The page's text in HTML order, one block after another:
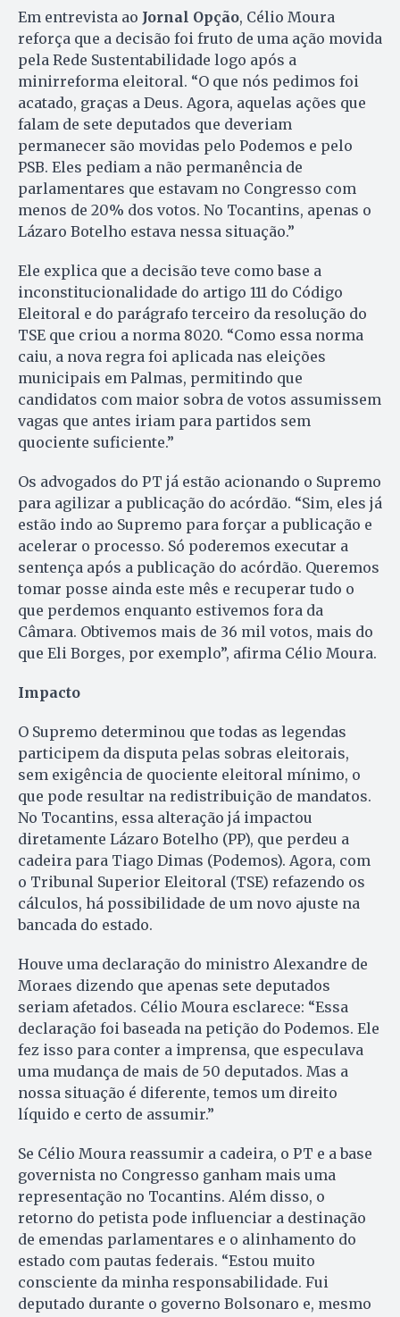
Em entrevista ao Jornal Opção, Célio Moura
reforça que a decisão foi fruto de uma ação movida
pela Rede Sustentabilidade logo após a
minirreforma eleitoral. “O que nós pedimos foi
acatado, graças a Deus. Agora, aquelas ações que
falam de sete deputados que deveriam
permanecer são movidas pelo Podemos e pelo
PSB. Eles pediam a não permanência de
parlamentares que estavam no Congresso com
menos de 20% dos votos. No Tocantins, apenas o
Lázaro Botelho estava nessa situação.”
Ele explica que a decisão teve como base a
inconstitucionalidade do artigo 111 do Código
Eleitoral e do parágrafo terceiro da resolução do
TSE que criou a norma 8020. “Como essa norma
caiu, a nova regra foi aplicada nas eleições
municipais em Palmas, permitindo que
candidatos com maior sobra de votos assumissem
vagas que antes iriam para partidos sem
quociente suficiente.”
Os advogados do PT já estão acionando o Supremo
para agilizar a publicação do acórdão. “Sim, eles já
estão indo ao Supremo para forçar a publicação e
acelerar o processo. Só poderemos executar a
sentença após a publicação do acórdão. Queremos
tomar posse ainda este mês e recuperar tudo o
que perdemos enquanto estivemos fora da
Câmara. Obtivemos mais de 36 mil votos, mais do
que Eli Borges, por exemplo”, afirma Célio Moura.
Impacto
O Supremo determinou que todas as legendas
participem da disputa pelas sobras eleitorais,
sem exigência de quociente eleitoral mínimo, o
que pode resultar na redistribuição de mandatos.
No Tocantins, essa alteração já impactou
diretamente Lázaro Botelho (PP), que perdeu a
cadeira para Tiago Dimas (Podemos). Agora, com
o Tribunal Superior Eleitoral (TSE) refazendo os
cálculos, há possibilidade de um novo ajuste na
bancada do estado.
Houve uma declaração do ministro Alexandre de
Moraes dizendo que apenas sete deputados
seriam afetados. Célio Moura esclarece: “Essa
declaração foi baseada na petição do Podemos. Ele
fez isso para conter a imprensa, que especulava
uma mudança de mais de 50 deputados. Mas a
nossa situação é diferente, temos um direito
líquido e certo de assumir.”
Se Célio Moura reassumir a cadeira, o PT e a base
governista no Congresso ganham mais uma
representação no Tocantins. Além disso, o
retorno do petista pode influenciar a destinação
de emendas parlamentares e o alinhamento do
estado com pautas federais. “Estou muito
consciente da minha responsabilidade. Fui
deputado durante o governo Bolsonaro e, mesmo